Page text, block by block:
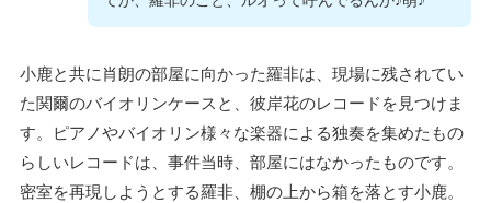
小鹿と共に肖朗の部屋に向かった羅非は、現場に残されてい
た関爾のバイオリンケースと、彼岸花のレコードを見つけま
す。ピアノやバイオリン様々な楽器による独奏を集めたもの
らしいレコードは、事件当時、部屋にはなかったものです。
密室を再現しようとする羅非、棚の上から箱を落とす小鹿。